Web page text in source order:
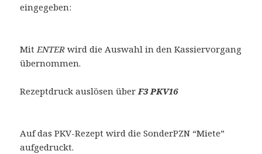
eingegeben:
MitENTERwird die Auswahl in den Kassiervorgang
übernommen.
Rezeptdruck auslösen überF3 PKV16
Auf das PKV-Rezept wird die SonderPZN “Miete”
aufgedruckt.